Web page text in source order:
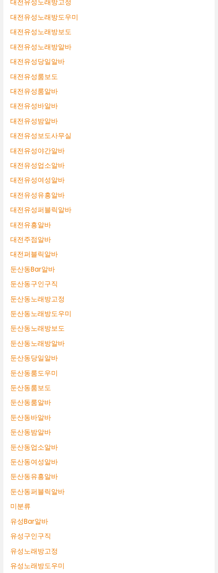
대전유성노래방고정
대전유성노래방도우미
대전유성노래방보도
대전유성노래방알바
대전유성당일알바
대전유성룸보도
대전유성룸알바
대전유성바알바
대전유성밤알바
대전유성보도사무실
대전유성야간알바
대전유성업소알바
대전유성여성알바
대전유성유흥알바
대전유성퍼블릭알바
대전유흥알바
대전주점알바
대전퍼블릭알바
둔산동Bar알바
둔산동구인구직
둔산동노래방고정
둔산동노래방도우미
둔산동노래방보도
둔산동노래방알바
둔산동당일알바
둔산동룸도우미
둔산동룸보도
둔산동룸알바
둔산동바알바
둔산동밤알바
둔산동업소알바
둔산동여성알바
둔산동유흥알바
둔산동퍼블릭알바
미분류
유성Bar알바
유성구인구직
유성노래방고정
유성노래방도우미